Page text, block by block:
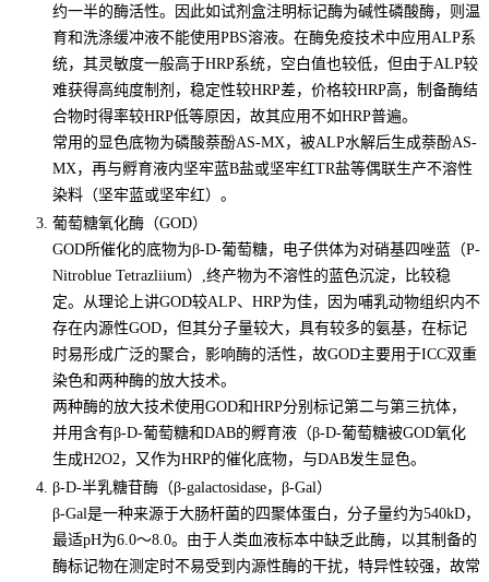
约一半的酶活性。因此如试剂盒注明标记酶为碱性磷酸酶，则温
育和洗涤缓冲液不能使用PBS溶液。在酶免疫技术中应用ALP系
统，其灵敏度一般高于HRP系统，空白值也较低，但由于ALP较
难获得高纯度制剂，稳定性较HRP差，价格较HRP高，制备酶结
合物时得率较HRP低等原因，故其应用不如HRP普遍。
常用的显色底物为磷酸萘酚AS-MX，被ALP水解后生成萘酚AS-
MX，再与孵育液内坚牢蓝B盐或坚牢红TR盐等偶联生产不溶性
染料（坚牢蓝或坚牢红）。
葡萄糖氧化酶（GOD）
GOD所催化的底物为β-D-葡萄糖，电子供体为对硝基四唑蓝（P-
Nitroblue Tetrazliium）,终产物为不溶性的蓝色沉淀，比较稳
定。从理论上讲GOD较ALP、HRP为佳，因为哺乳动物组织内不
存在内源性GOD，但其分子量较大，具有较多的氨基，在标记
时易形成广泛的聚合，影响酶的活性，故GOD主要用于ICC双重
染色和两种酶的放大技术。
两种酶的放大技术使用GOD和HRP分别标记第二与第三抗体，
并用含有β-D-葡萄糖和DAB的孵育液（β-D-葡萄糖被GOD氧化
生成H2O2，又作为HRP的催化底物，与DAB发生显色。
β-D-半乳糖苷酶（β-galactosidase，β-Gal）
β-Gal是一种来源于大肠杆菌的四聚体蛋白，分子量约为540kD，
最适pH为6.0～8.0。由于人类血液标本中缺乏此酶，以其制备的
酶标记物在测定时不易受到内源性酶的干扰，特异性较强，故常